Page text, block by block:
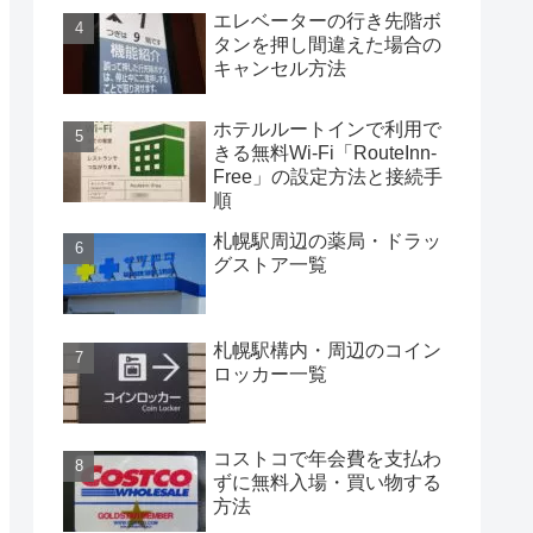
エレベーターの行き先階ボ
タンを押し間違えた場合の
キャンセル方法
ホテルルートインで利用で
きる無料Wi-Fi「RouteInn-
Free」の設定方法と接続手
順
札幌駅周辺の薬局・ドラッ
グストア一覧
札幌駅構内・周辺のコイン
ロッカー一覧
コストコで年会費を支払わ
ずに無料入場・買い物する
方法